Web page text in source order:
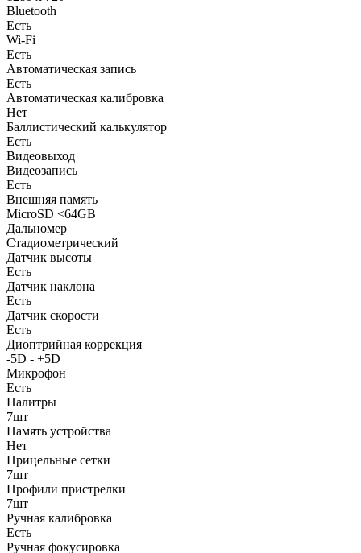
Bluetooth
Есть
Wi-Fi
Есть
Автоматическая запись
Есть
Автоматическая калибровка
Нет
Баллистический калькулятор
Есть
Видеовыход
Видеозапись
Есть
Внешняя память
MicroSD <64GB
Дальномер
Стадиометрический
Датчик высоты
Есть
Датчик наклона
Есть
Датчик скорости
Есть
Диоптрийная коррекция
-5D - +5D
Микрофон
Есть
Палитры
7шт
Память устройства
Нет
Прицельные сетки
7шт
Профили пристрелки
7шт
Ручная калибровка
Есть
Ручная фокусировка